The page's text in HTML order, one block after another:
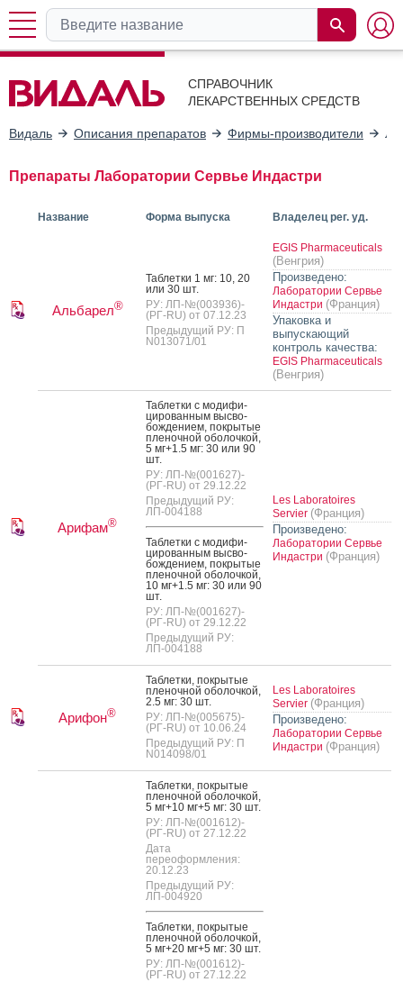
СПРАВОЧНИК
ЛЕКАРСТВЕННЫХ СРЕДСТВ
Видаль Описания препаратов Фирмы-производители
Препараты Лаборатории Сервье Индастри
Название Форма выпуска Владелец рег. уд.
Альбарел®
Таб­летки 1 мг: 10, 20
или 30 шт.
РУ: ЛП-№(003936)-
(РГ-RU) от 07.12.23
Предыдущий РУ: П
N013071/01
EGIS Pharmaceuticals
(Венгрия)
Произведено:
Лаборатории Сервье
Индастри (Франция)
Упаковка и
выпускающий
контроль качества:
EGIS Pharmaceuticals
(Венгрия)
Арифам®
Таб­летки с мо­дифи­
циро­ван­ным выс­во­
бож­де­ни­ем, пок­ры­тые
пле­ноч­ной обо­лоч­кой,
5 мг+1.5 мг: 30 или 90
шт.
РУ: ЛП-№(001627)-
(РГ-RU) от 29.12.22
Предыдущий РУ:
ЛП-004188
Таб­летки с мо­дифи­
циро­ван­ным выс­во­
бож­де­ни­ем, пок­ры­тые
пле­ноч­ной обо­лоч­кой,
10 мг+1.5 мг: 30 или 90
шт.
РУ: ЛП-№(001627)-
(РГ-RU) от 29.12.22
Предыдущий РУ:
ЛП-004188
Les Laboratoires
Servier (Франция)
Произведено:
Лаборатории Сервье
Индастри (Франция)
Арифон®
Таб­летки, пок­ры­тые
пле­ноч­ной обо­лоч­кой,
2.5 мг: 30 шт.
РУ: ЛП-№(005675)-
(РГ-RU) от 10.06.24
Предыдущий РУ: П
N014098/01
Les Laboratoires
Servier (Франция)
Произведено:
Лаборатории Сервье
Индастри (Франция)
Таб­летки, пок­ры­тые
пле­ноч­ной обо­лоч­кой,
5 мг+10 мг+5 мг: 30 шт.
РУ: ЛП-№(001612)-
(РГ-RU) от 27.12.22
Дата
переоформления:
20.12.23
Предыдущий РУ:
ЛП-004920
Таб­летки, пок­ры­тые
пле­ноч­ной обо­лоч­кой,
5 мг+20 мг+5 мг: 30 шт.
РУ: ЛП-№(001612)-
(РГ-RU) от 27.12.22